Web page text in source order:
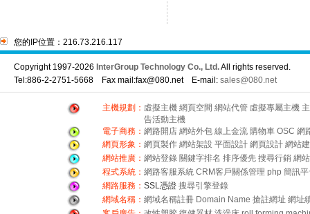
您的IP位置：216.73.216.117
Copyright 1997-2026 InterGroup Technology Co., Ltd.All rights reserved.
Tel:886-2-2751-5668 Fax mail:fax@080.net E-mail: sales@080.net
主機規劃： 虛擬主機 網頁空間 網站代管 虛擬專屬主機
告活動主機
電子商務： 網路開店 網站外包 線上金流 購物車 OSC 網
網頁形象： 網頁製作 網站架設 平面設計 網頁設計 網站
網站推廣： 網站登錄 關鍵字排名 排序優先 搜尋行銷 網
程式系統： 網路客服系統 CRM客戶關係管理 php 簡訊
網路服務： SSL憑證 搜尋引擎登錄
網域名稱： 網域名稱註冊 Domain Name 搶註網址 網址